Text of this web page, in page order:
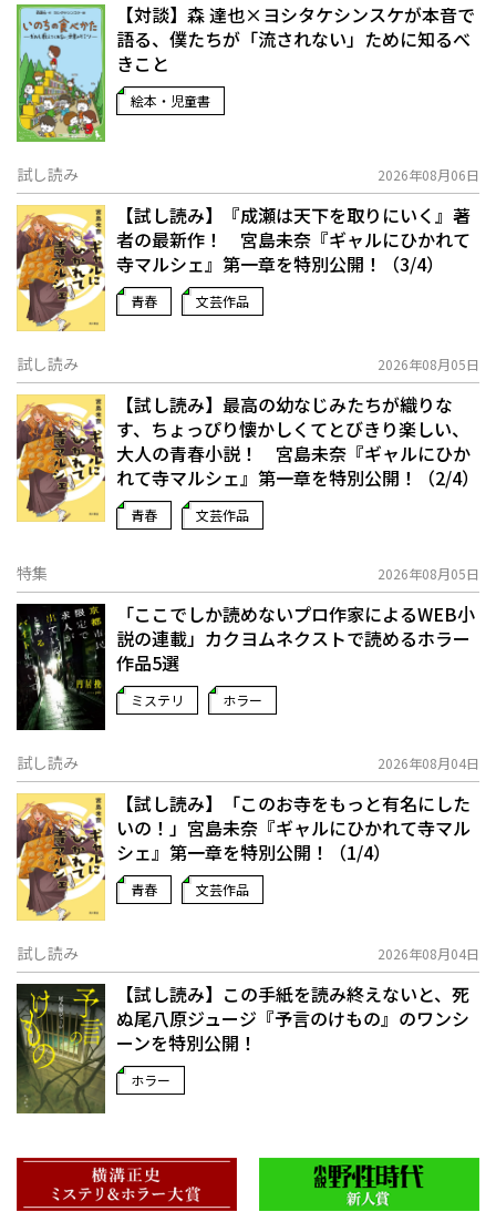
【対談】森 達也×ヨシタケシンスケが本音で
語る、僕たちが「流されない」ために知るべ
きこと
絵本・児童書
試し読み 2026年08月06日
【試し読み】『成瀬は天下を取りにいく』著
者の最新作！ 宮島未奈『ギャルにひかれて
寺マルシェ』第一章を特別公開！（3/4）
青春 文芸作品
試し読み 2026年08月05日
【試し読み】最高の幼なじみたちが織りな
す、ちょっぴり懐かしくてとびきり楽しい、
大人の青春小説！ 宮島未奈『ギャルにひか
れて寺マルシェ』第一章を特別公開！（2/4）
青春 文芸作品
特集 2026年08月05日
「ここでしか読めないプロ作家によるWEB小
説の連載」――カクヨムネクストで読めるホラー
作品5選
ミステリ ホラー
試し読み 2026年08月04日
【試し読み】「このお寺をもっと有名にした
いの！」宮島未奈『ギャルにひかれて寺マル
シェ』第一章を特別公開！（1/4）
青春 文芸作品
試し読み 2026年08月04日
【試し読み】この手紙を読み終えないと、死
ぬ――尾八原ジュージ『予言のけもの』のワンシ
ーンを特別公開！
ホラー